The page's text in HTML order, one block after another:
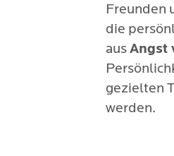
Freunden
die
ausAngst
gezielten
werden.